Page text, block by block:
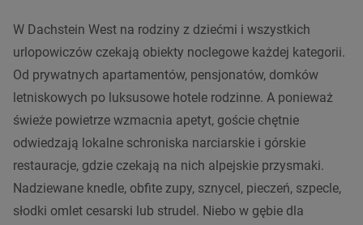
W Dachstein West na rodziny z dziećmi i wszystkich
urlopowiczów czekają obiekty noclegowe każdej kategorii.
Od prywatnych apartamentów, pensjonatów, domków
letniskowych po luksusowe hotele rodzinne. A ponieważ
świeże powietrze wzmacnia apetyt, goście chętnie
odwiedzają lokalne schroniska narciarskie i górskie
restauracje, gdzie czekają na nich alpejskie przysmaki.
Nadziewane knedle, obfite zupy, sznycel, pieczeń, szpecle,
słodki omlet cesarski lub strudel. Niebo w gębie dla